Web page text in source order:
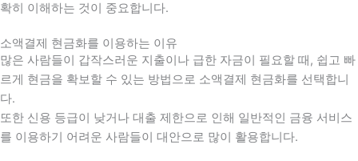
확히 이해하는 것이 중요합니다.
소액결제 현금화를 이용하는 이유
많은 사람들이 갑작스러운 지출이나 급한 자금이 필요할 때 , 쉽고 빠
르게 현금을 확보할 수 있는 방법으로 소액결제 현금화를 선택합니
다.
또한 신용 등급이 낮거나 대출 제한으로 인해 일반적인 금융 서비스
를 이용하기 어려운 사람들이 대안으로 많이 활용합니다.